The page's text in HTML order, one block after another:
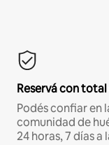
Reservá con
Podés confiar en
comunidad de
24 horas, 7 días